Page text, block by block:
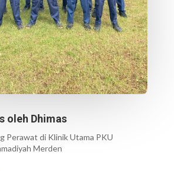
oleh Dhimas
Perawat di Klinik Utama PKU
Merden